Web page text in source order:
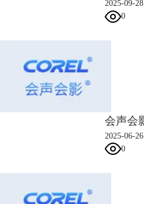
2025-09-28
0
2025-06-26
0